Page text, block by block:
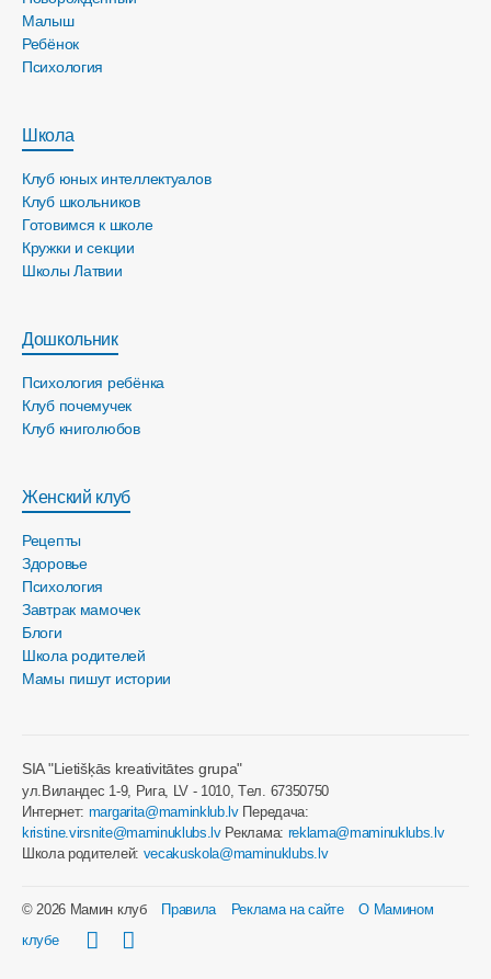
Малыш
Ребёнок
Психология
Школа
Клуб юных интеллектуалов
Клуб школьников
Готовимся к школе
Кружки и секции
Школы Латвии
Дошкольник
Психология ребёнка
Клуб почемучек
Клуб книголюбов
Женский клуб
Рецепты
Здоровье
Психология
Завтрак мамочек
Блоги
Школа родителей
Мамы пишут истории
SIA "Lietišķās kreativitātes grupa"
ул.Виландес 1-9, Рига, LV - 1010, Tел. 67350750
Интернет: margarita@maminklub.lvПередача:
kristine.virsnite@maminuklubs.lvРеклама: reklama@maminuklubs.lv
Школа родителей: vecakuskola@maminuklubs.lv
© 2026 Мамин клуб Правила Реклама на сайте
О Мамином
клубе